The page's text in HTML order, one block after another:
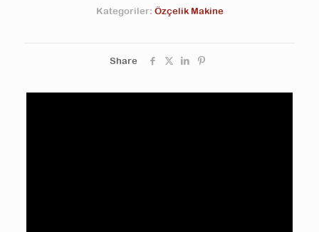
Kategoriler: Özçelik Makine
Share